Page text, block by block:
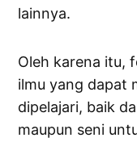
lainnya.
Oleh karena itu,
ilmu yang dapat
dipelajari, baik
maupun seni